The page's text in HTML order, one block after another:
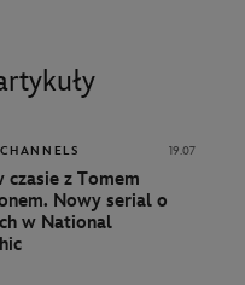
19.07
czasie z Tomem
Nowy serial o
w National